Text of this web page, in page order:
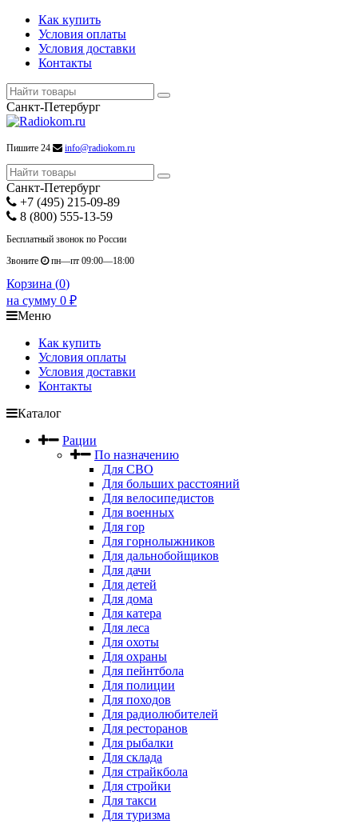
Как купить
Условия оплаты
Условия доставки
Контакты
Санкт-Петербург
Пишите 24 info@radiokom.ru
Санкт-Петербург
+7 (495) 215-09-89
8 (800) 555-13-59
Бесплатный звонок по России
Звоните
пн—пт 09:00—18:00
Корзина (0)
на сумму 0 ₽
Меню
Как купить
Условия оплаты
Условия доставки
Контакты
Каталог
Рации
По назначению
Для СВО
Для больших расстояний
Для велосипедистов
Для военных
Для гор
Для горнолыжников
Для дальнобойщиков
Для дачи
Для детей
Для дома
Для катера
Для леса
Для охоты
Для охраны
Для пейнтбола
Для полиции
Для походов
Для радиолюбителей
Для ресторанов
Для рыбалки
Для склада
Для страйкбола
Для стройки
Для такси
Для туризма